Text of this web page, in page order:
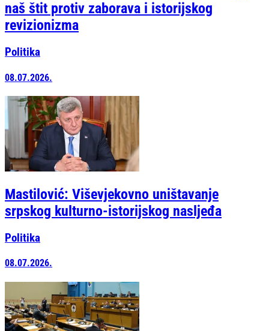
naš štit protiv zaborava i istorijskog
revizionizma
Politika
08.07.2026.
Mastilović: Viševjekovno uništavanje
srpskog kulturno-istorijskog nasljeđa
Politika
08.07.2026.